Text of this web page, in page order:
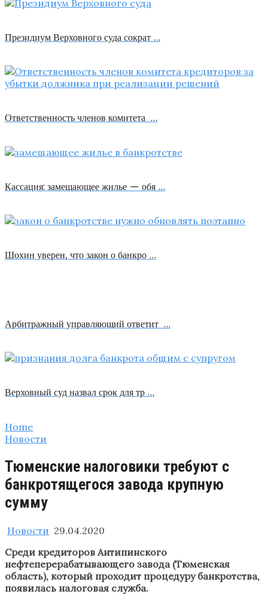
Президиум Верховного суда сократ …
Ответственность членов комитета …
Кассация: замещающее жилье — обя …
Шохин уверен, что закон о банкро …
Арбитражный управляющий ответит …
Верховный суд назвал срок для тр …
Home
Новости
Тюменские налоговики требуют с
банкротящегося завода крупную
сумму
Новости 29.04.2020
Среди кредиторов Антипинского
нефтеперерабатывающего завода (Тюменская
область), который проходит процедуру банкротства,
появилась налоговая служба.